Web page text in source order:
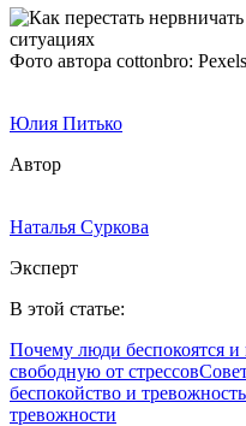
Фото автора cottonbro: Pexels
Юлия Питько
Автор
Наталья Суркова
Эксперт
В этой статье:
Почему люди беспокоятся
свободную от стрессов
беспокойство и тревожность
тревожности